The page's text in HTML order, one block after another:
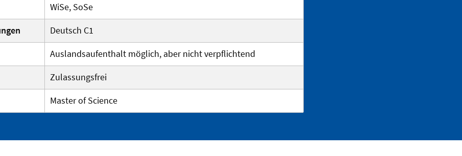
WiSe, SoSe
Deutsch C1
Auslandsaufenthalt möglich, aber nicht verpflichtend
Zulassungsfrei
Master of Science